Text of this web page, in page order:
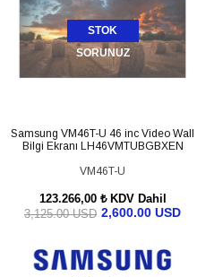
STOK
SORUNUZ
Samsung VM46T-U 46 inc Video Wall
Bilgi Ekranı LH46VMTUBGBXEN
VM46T-U
123.266,00 ₺ KDV Dahil
2,600.00 USD
3,125.00 USD